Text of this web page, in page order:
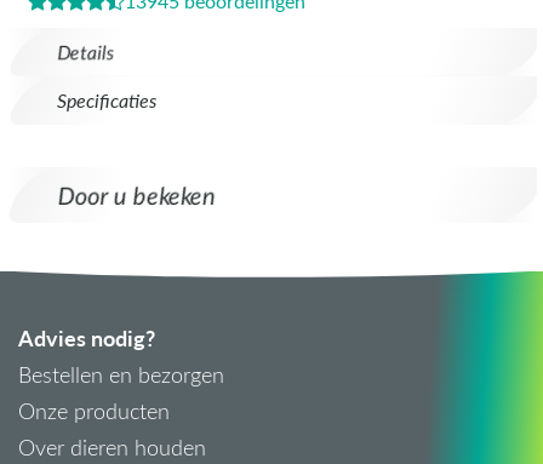
Details
Specificaties
Door u bekeken
Advies nodig?
Bestellen en bezorgen
Onze producten
Over dieren houden